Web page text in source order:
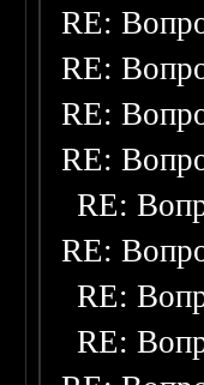
RE:
RE:
RE:
RE:
RE:
RE:
RE:
RE: